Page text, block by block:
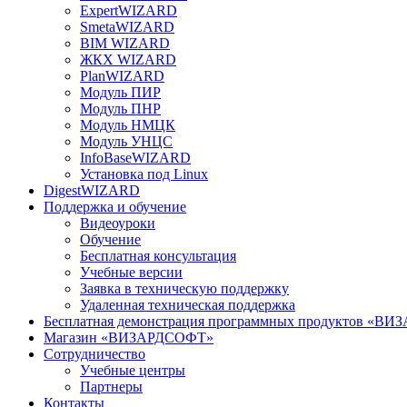
ExpertWIZARD
SmetaWIZARD
BIM WIZARD
ЖКХ WIZARD
PlanWIZARD
Модуль ПИР
Модуль ПНР
Модуль НМЦК
Модуль УНЦС
InfoBaseWIZARD
Установка под Linux
DigestWIZARD
Поддержка и обучение
Видеоуроки
Обучение
Бесплатная консультация
Учебные версии
Заявка в техническую поддержку
Удаленная техническая поддержка
Бесплатная демонстрация программных продуктов
Магазин «ВИЗАРДСОФТ»
Сотрудничество
Учебные центры
Партнеры
Контакты